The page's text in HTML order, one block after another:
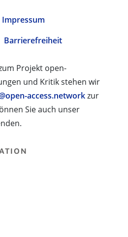
Impressum
Barrierefreiheit
Projekt open-
und Kritik stehen wir
access.networkzur
Sie auch unser